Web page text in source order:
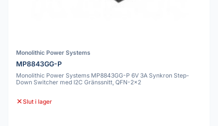
Monolithic Power Systems
MP8843GG-P
Monolithic Power Systems MP8843GG-P 6V 3A Synkron Step-
Down Switcher med I2C Gränssnitt, QFN-2x2
Slut i lager